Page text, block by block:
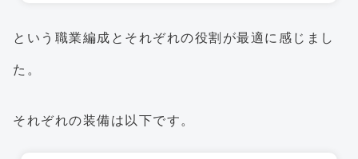
という職業編成とそれぞれの役割が最適に感じまし
た。
それぞれの装備は以下です。